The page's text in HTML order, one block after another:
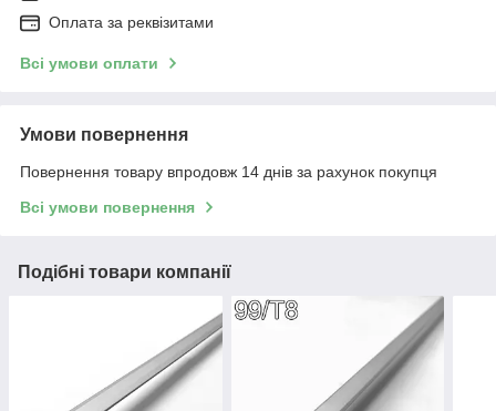
Оплата за реквізитами
Всі умови оплати
Умови повернення
Повернення товару впродовж 14 днів за рахунок покупця
Всі умови повернення
Подібні товари компанії